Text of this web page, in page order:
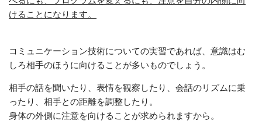
けることになります。
コミュニケーション技術についての実習であれば、意識はむ
しろ相手のほうに向けることが多いものでしょう。
相手の話を聞いたり、表情を観察したり、会話のリズムに乗
ったり、相手との距離を調整したり。
身体の外側に注意を向けることが求められますから。